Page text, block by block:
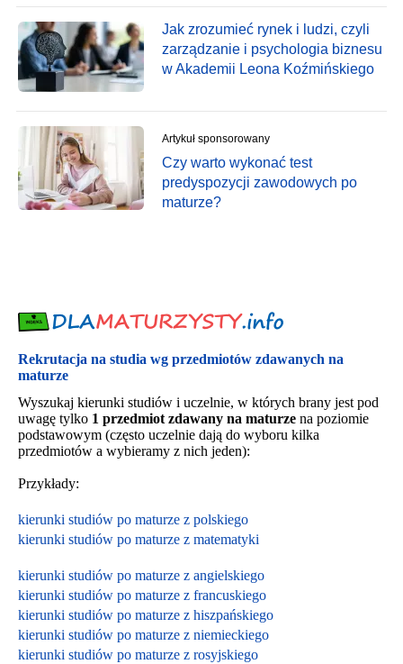
Jak zrozumieć rynek i ludzi, czyli
zarządzanie i psychologia biznesu
w Akademii Leona Koźmińskiego
Artykuł sponsorowany
Czy warto wykonać test
predyspozycji zawodowych po
maturze?
Rekrutacja na studia wg przedmiotów zdawanych na
maturze
Wyszukaj kierunki studiów i uczelnie, w których brany jest pod
uwagę tylko 1 przedmiot zdawany na maturze na poziomie
podstawowym (często uczelnie dają do wyboru kilka
przedmiotów a wybieramy z nich jeden):
Przykłady:
kierunki studiów po maturze z polskiego
kierunki studiów po maturze z matematyki
kierunki studiów po maturze z angielskiego
kierunki studiów po maturze z francuskiego
kierunki studiów po maturze z hiszpańskiego
kierunki studiów po maturze z niemieckiego
kierunki studiów po maturze z rosyjskiego